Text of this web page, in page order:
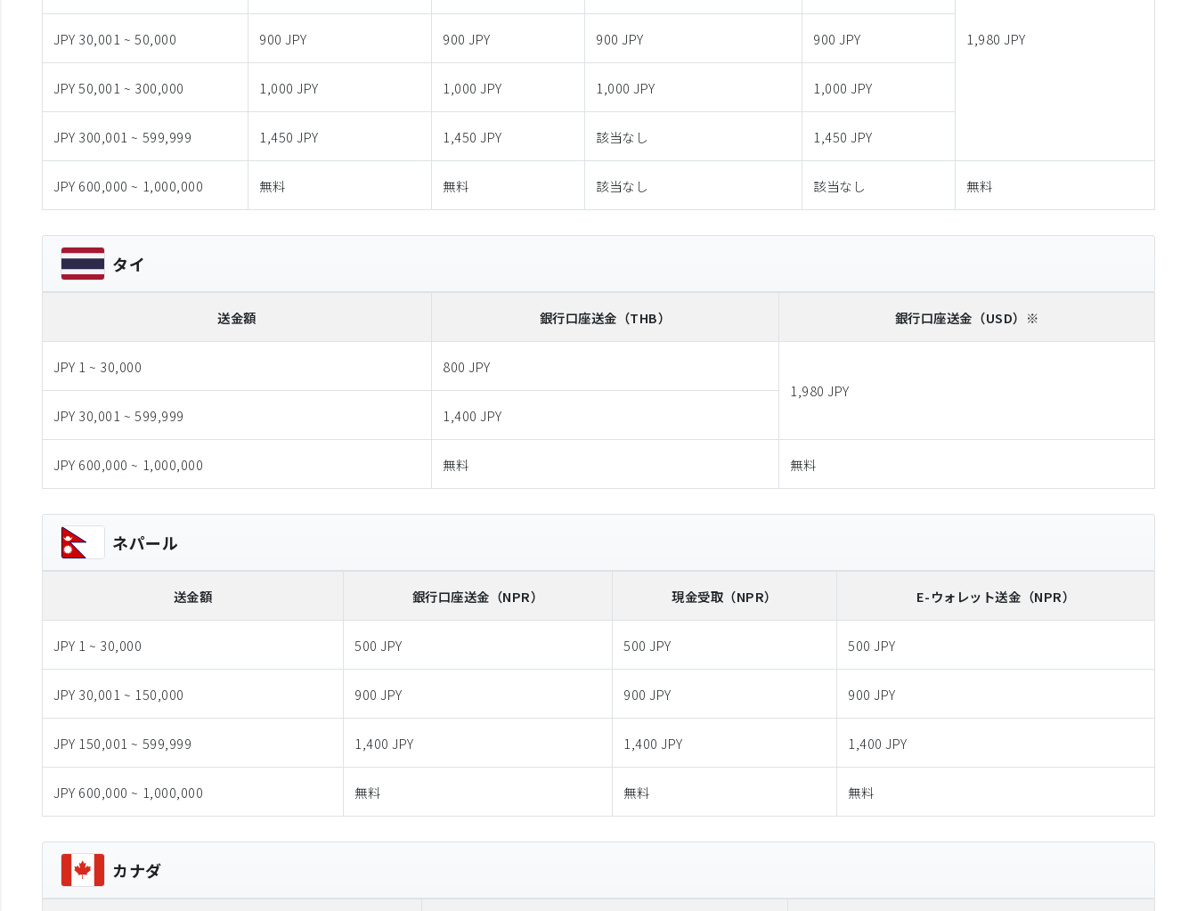
1,980 JPY
JPY 30,001 ~ 50,000 900 JPY 900 JPY 900 JPY 900 JPY
JPY 50,001 ~ 300,000 1,000 JPY 1,000 JPY 1,000 JPY 1,000 JPY
JPY 300,001 ~ 599,999 1,450 JPY 1,450 JPY 該当なし 1,450 JPY
JPY 600,000 ~ 1,000,000 無料 無料 該当なし 該当なし 無料
タイ
送金額 銀行口座送金 （THB） 銀行口座送金 （USD）※
JPY 1 ~ 30,000
800 JPY
1,980 JPY
JPY 30,001 ~ 599,999
1,400 JPY
JPY 600,000 ~ 1,000,000 無料 無料
ネパール
送金額 銀行口座送金 （NPR） 現金受取 （NPR） E-ウォレット送金 （NPR）
JPY 1 ~ 30,000 500 JPY 500 JPY 500 JPY
JPY 30,001 ~ 150,000 900 JPY 900 JPY 900 JPY
JPY 150,001 ~ 599,999 1,400 JPY 1,400 JPY 1,400 JPY
JPY 600,000 ~ 1,000,000 無料 無料 無料
カナダ